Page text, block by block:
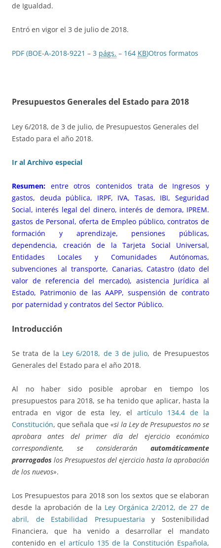
de Igualdad.
Entró en vigor el 3 de julio de 2018.
PDF (BOE-A-2018-9221 – 3 págs. – 164 KB)Otros formatos
Presupuestos Generales del Estado para 2018
Ley 6/2018, de 3 de julio, de Presupuestos Generales del
Estado para el año 2018.
Ir al Archivo especial
Resumen: entre otros contenidos trata de Ingresos y
gastos, deuda pública, IRPF, IVA, Tasas, IBI, Seguridad
Social, interés legal del dinero, interés de demora, IPREM.
gastos de Personal, oferta de Empleo público, contratos de
formación y aprendizaje, pensiones públicas,
dependencia, creación de la Tarjeta Social Universal,
Entidades Locales y Comunidades Autónomas,
subvenciones al transporte, Canarias, Catastro (dato del
valor de referencia del mercado), asistencia Jurídica al
Estado, Patrimonio de las AAPP, suspensión de contrato
por paternidad y contratos del Sector Público.
Introducción
Se trata de la Ley 6/2018, de 3 de julio, de Presupuestos
Generales del Estado para el año 2018.
Al no haber sido posible aprobar en tiempo los
presupuestos para 2018, se ha tenido que aplicar, hasta la
entrada en vigor de esta ley, el artículo 134.4 de la
Constitución, que señala que «si la Ley de Presupuestos no se
aprobara antes del primer día del ejercicio económico
correspondiente, se considerarán automáticamente
prorrogados los Presupuestos del ejercicio hasta la aprobación
de los nuevos».
Los Presupuestos para 2018 son los sextos que se elaboran
desde la aprobación de la Ley Orgánica 2/2012, de 27 de
abril, de Estabilidad Presupuestaria y Sostenibilidad
Financiera, que ha venido a desarrollar el mandato
contenido en el artículo 135 de la Constitución Española,